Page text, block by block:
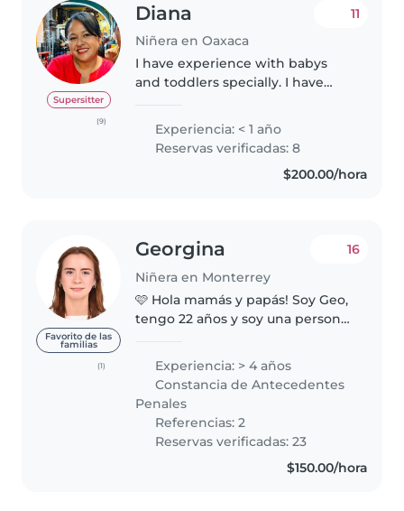
Supersitter
(9)
Diana
Niñera en Oaxaca
11
I have experience with babys
and toddlers specially. I have
daughthers are grown up. I
consider that my best qualities
Experiencia: < 1 año
Reservas verificadas: 8
$200.00/hora
Favorito de las
familias
(1)
Georgina
Niñera en Monterrey
16
🩷 Hola mamás y papás! Soy Geo,
tengo 22 años y soy una persona
Disfruto mucho convivir con
niños y crear un ambiente
donde se sientan seguros,
felices..
Experiencia: > 4 años
Constancia de Antecedentes
Penales
Referencias: 2
Reservas verificadas: 23
$150.00/hora